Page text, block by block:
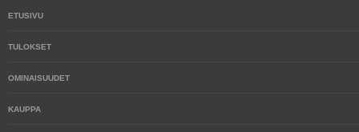
ETUSIVU
TULOKSET
OMINAISUUDET
KAUPPA